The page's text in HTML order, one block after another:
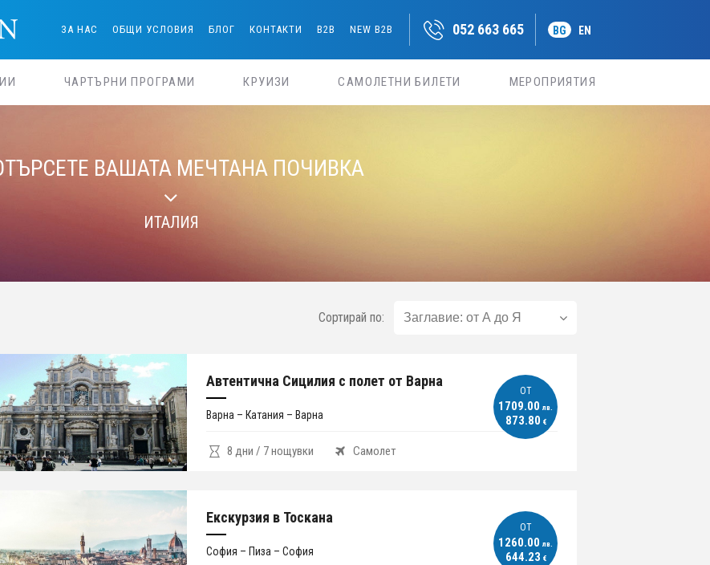
ЗА НАС ОБЩИ УСЛОВИЯ БЛОГ КОНТАКТИ B2B NEW B2B 052 663 665 BG EN
ЧАРТЪРНИ ПРОГРАМИ КРУИЗИ САМОЛЕТНИ БИЛЕТИ МЕРОПРИЯТИЯ
ВАШАТА МЕЧТАНА ПОЧИВКА
ИТАЛИЯ
Сортирай по:
ОT
1709.00 лв.
873.80 €
Автентична Сицилия с полет от Варна
Варна – Катания – Варна
8 дни / 7 нощувки Самолет
ОT
1260.00 лв.
644.23 €
Екскурзия в Тоскана
София – Пиза – София